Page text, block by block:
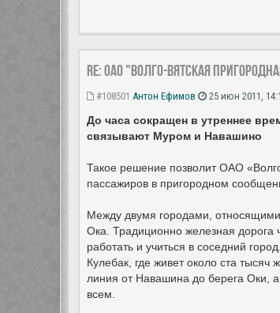
Re: ОАО "Волго-Вятская
#108501 Антон Ефимов 25 июн 2011,
До часа сокращен в утреннее
связывают Муром и Навашино
Такое решение позволит ОАО
пассажиров в пригородном
Между двумя городами,
Ока. Традиционно железная дорога
работать и учиться в соседний
Кулебак, где живет около ста
линия от Навашина до берега Оки,
всем.